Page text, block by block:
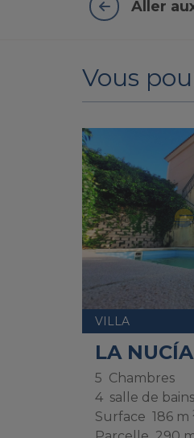
Aller
Vous
VILLA
LA NUCÍA
5 Chambres
4 salle de bains
Surface 186 m